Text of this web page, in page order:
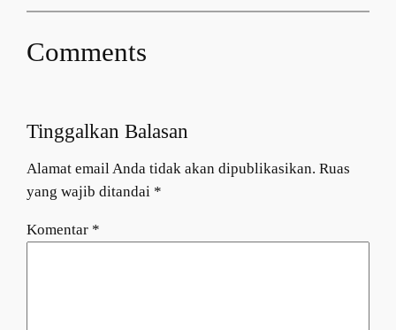
Comments
Tinggalkan Balasan
Alamat email Anda tidak akan dipublikasikan. Ruas
yang wajib ditandai *
Komentar *